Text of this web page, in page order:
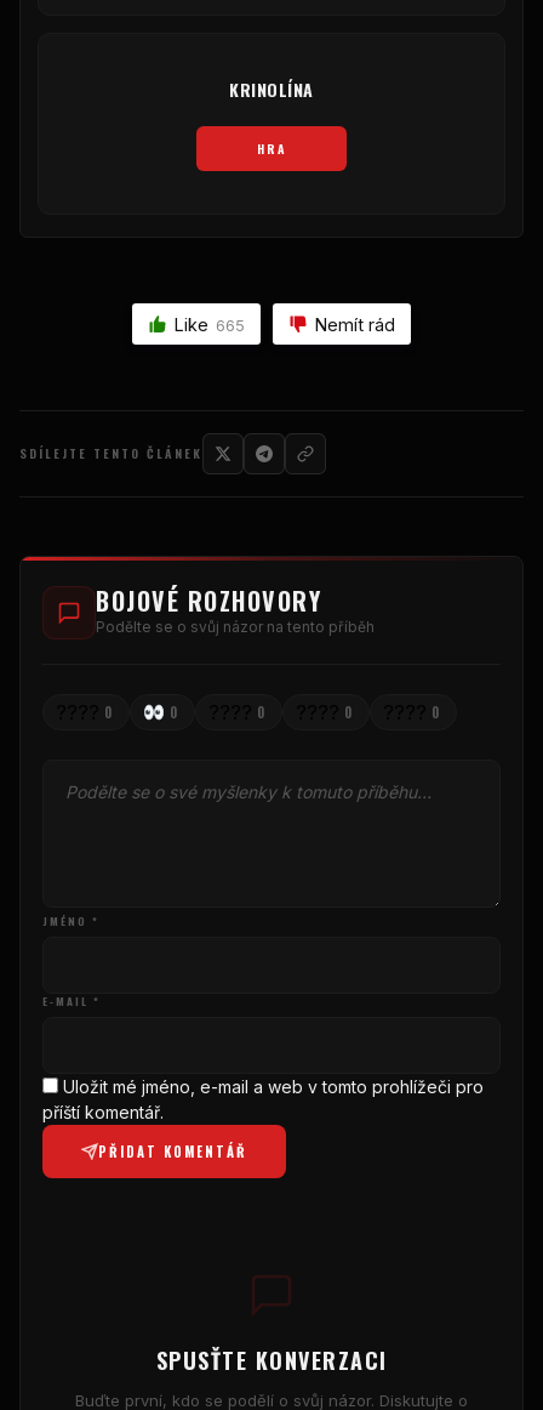
KRINOLÍNA
HRA
Like 665 Nemít rád
SDÍLEJTE TENTO ČLÁNEK
BOJOVÉ ROZHOVORY
Podělte se o svůj názor na tento příběh
0 0 0 0 0
JMÉNO *
E-MAIL *
Uložit mé jméno, e-mail a web v tomto prohlížeči pro
příští komentář.
PŘIDAT KOMENTÁŘ
SPUSŤTE KONVERZACI
Buďte první, kdo se podělí o svůj názor. Diskutujte o